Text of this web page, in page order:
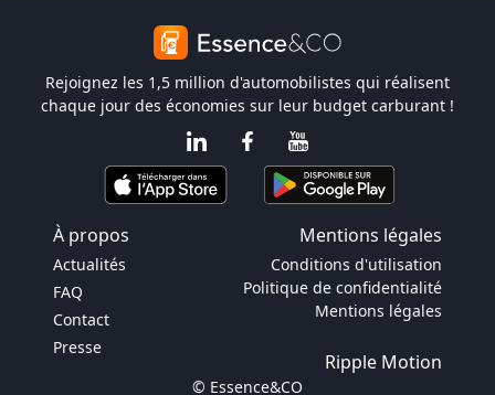
Rejoignez les 1,5 million d'automobilistes qui réalisent
chaque jour des économies sur leur budget carburant !
À propos Mentions légales
Actualités
FAQ
Contact
Presse
Conditions d'utilisation
Politique de confidentialité
Mentions légales
Ripple Motion
© Essence&CO